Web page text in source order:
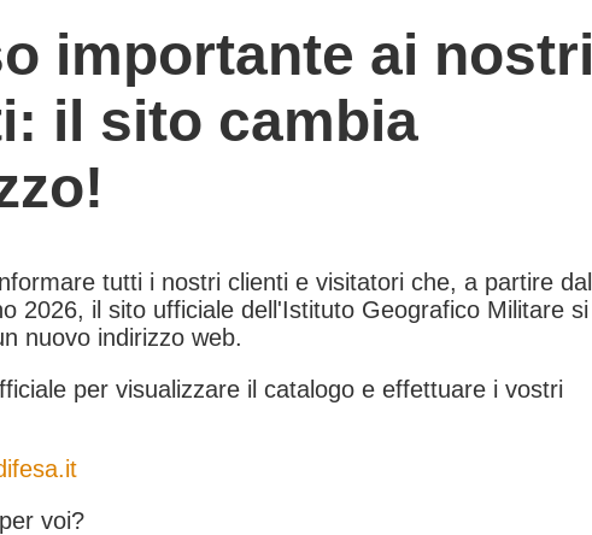
importante ai nostri
il sito cambia
tutti i nostri clienti e visitatori che, a partire dal
2026, il sito ufficiale dell'Istituto Geografico Militare si
nuovo indirizzo web.
per visualizzare il catalogo e effettuare i vostri
voi?